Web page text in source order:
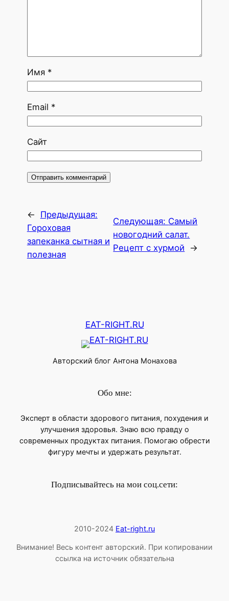
Имя *
Email *
Сайт
←
Предыдущая:
Гороховая
запеканка сытная и
полезная
Следующая: Самый
новогодний салат.
Рецепт с хурмой
→
EAT-RIGHT.RU
Авторский блог Антона Монахова
Обо мне:
Эксперт в области здорового питания, похудения и
улучшения здоровья. Знаю всю правду о
современных продуктах питания. Помогаю обрести
фигуру мечты и удержать результат.
Подписывайтесь на мои соц.сети:
2010-2024 Eat-right.ru
Внимание! Весь контент авторский. При копировании
ссылка на источник обязательна